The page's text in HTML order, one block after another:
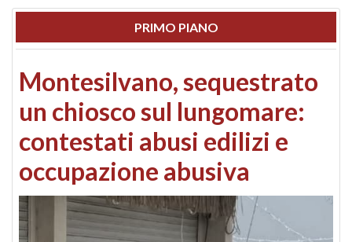
PRIMO PIANO
Montesilvano, sequestrato
un chiosco sul lungomare:
contestati abusi edilizi e
occupazione abusiva